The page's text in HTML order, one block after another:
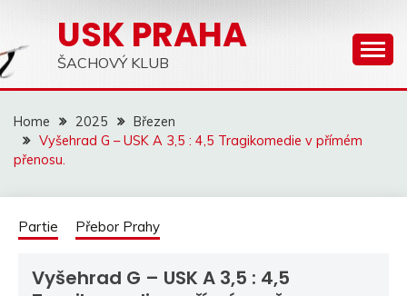
content
USK PRAHA
ŠACHOVÝ KLUB
Home 2025
Březen
Vyšehrad G – USK A 3,5 : 4,5 Tragikomedie v přímém
přenosu.
Partie Přebor Prahy
Vyšehrad G – USK A 3,5 : 4,5